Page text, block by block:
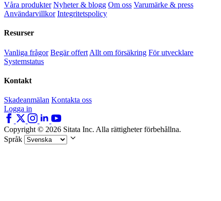
Våra produkter Nyheter & blogg Om oss Varumärke & press
Användarvillkor Integritetspolicy
Resurser
Vanliga frågor Begär offert Allt om försäkring För utvecklare
Systemstatus
Kontakt
Skadeanmälan Kontakta oss
Logga in
Copyright © 2026 Sitata Inc. Alla rättigheter förbehållna.
Språk